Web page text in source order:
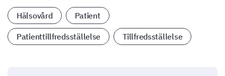
Hälsovård Patient
Patienttillfredsställelse Tillfredsställelse